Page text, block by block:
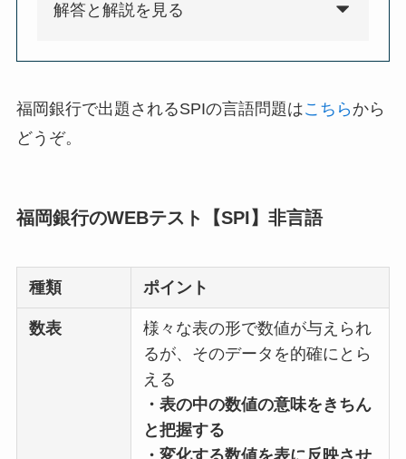
解答と解説を見る
福岡銀行で出題されるSPIの言語問題はこちら から
どうぞ。
福岡銀行のWEBテスト【SPI】非言語
種類 ポイント
数表
様々な表の形で数値が与えられ
るが、そのデータを的確にとら
える
・表の中の数値の意味をきちん
と把握する
・変化する数値を表に反映させ